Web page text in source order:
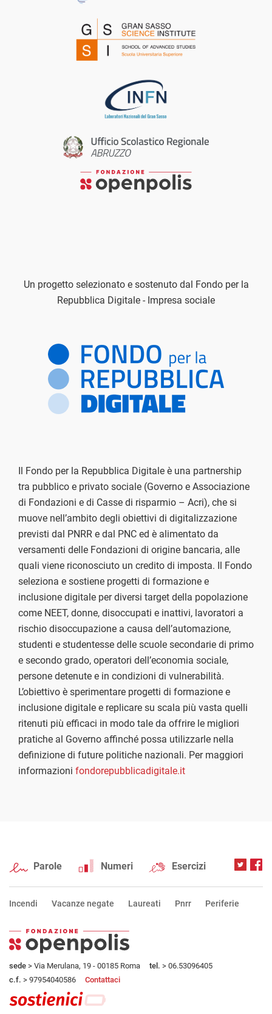
Un progetto selezionato e sostenuto dal Fondo per la
Repubblica Digitale - Impresa sociale
Il Fondo per la Repubblica Digitale è una partnership
tra pubblico e privato sociale (Governo e Associazione
di Fondazioni e di Casse di risparmio – Acri), che si
muove nell’ambito degli obiettivi di digitalizzazione
previsti dal PNRR e dal PNC ed è alimentato da
versamenti delle Fondazioni di origine bancaria, alle
quali viene riconosciuto un credito di imposta. Il Fondo
seleziona e sostiene progetti di formazione e
inclusione digitale per diversi target della popolazione
come NEET, donne, disoccupati e inattivi, lavoratori a
rischio disoccupazione a causa dell’automazione,
studenti e studentesse delle scuole secondarie di primo
e secondo grado, operatori dell’economia sociale,
persone detenute e in condizioni di vulnerabilità.
L’obiettivo è sperimentare progetti di formazione e
inclusione digitale e replicare su scala più vasta quelli
ritenuti più efficaci in modo tale da offrire le migliori
pratiche al Governo affinché possa utilizzarle nella
definizione di future politiche nazionali. Per maggiori
informazioni fondorepubblicadigitale.it
Parole Numeri Esercizi
Incendi Vacanze negate Laureati Pnrr Periferie
sede > Via Merulana, 19 - 00185 Roma tel. > 06.53096405
c.f. > 97954040586 Contattaci